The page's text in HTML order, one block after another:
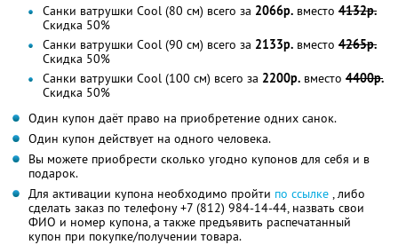
Санки ватрушки Cool (80 см) всего за 2066р. вместо 4132р.
Скидка 50%
Санки ватрушки Cool (90 см) всего за 2133р. вместо 4265р.
Скидка 50%
Санки ватрушки Cool (100 см) всего за 2200р. вместо 4400р.
Скидка 50%
Один купон даёт право на приобретение одних санок.
Один купон действует на одного человека.
Вы можете приобрести сколько угодно купонов для себя и в
подарок.
Для активации купона необходимо пройти по ссылке , либо
сделать заказ по телефону +7 (812) 984-14-44, назвать свои
ФИО и номер купона, а также предъявить распечатанный
купон при покупке/получении товара.